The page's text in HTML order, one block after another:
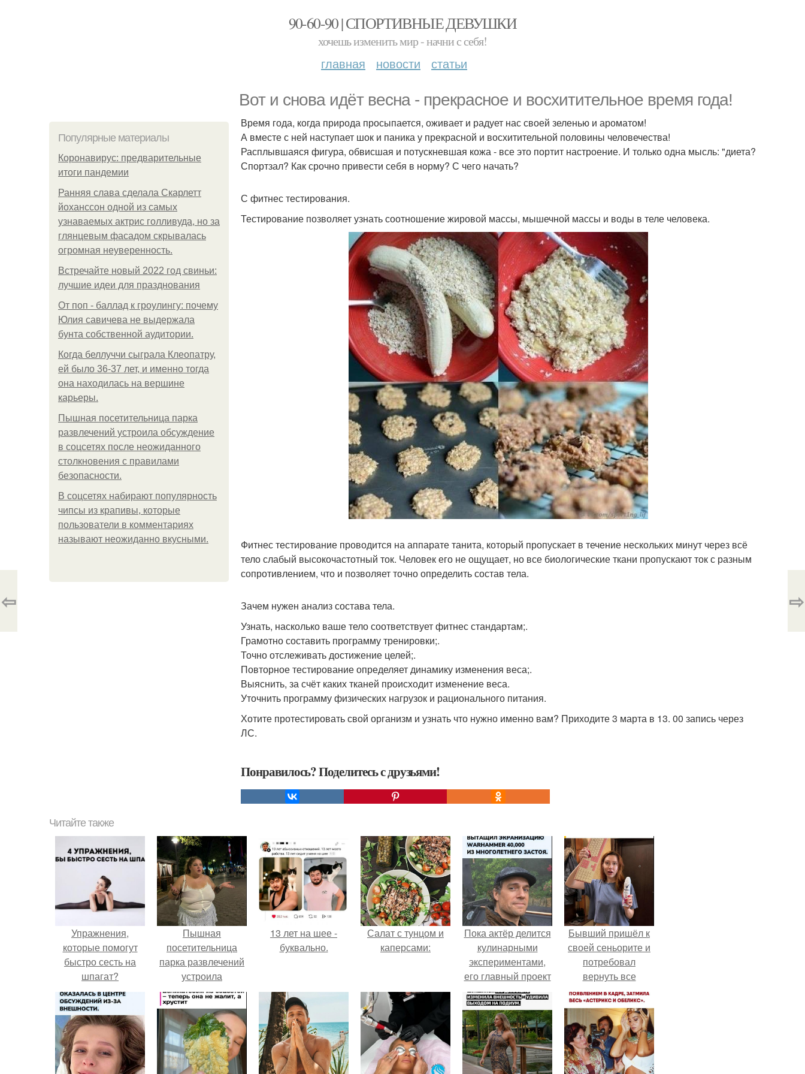
90-60-90 | СПОРТИВНЫЕ ДЕВУШКИ
хочешь изменить мир - начни с себя!
главная новости статьи
Вот и снова идёт весна - прекрасное и восхитительное время года!
Популярные материалы
Коронавирус: предварительные
итоги пандемии
Ранняя слава сделала Скарлетт
йоханссон одной из самых
узнаваемых актрис голливуда, но за
глянцевым фасадом скрывалась
огромная неуверенность.
Встречайте новый 2022 год свиньи:
лучшие идеи для празднования
От поп - баллад к гроулингу: почему
Юлия савичева не выдержала
бунта собственной аудитории.
Когда беллуччи сыграла Клеопатру,
ей было 36-37 лет, и именно тогда
она находилась на вершине
карьеры.
Пышная посетительница парка
развлечений устроила обсуждение
в соцсетях после неожиданного
столкновения с правилами
безопасности.
В соцсетях набирают популярность
чипсы из крапивы, которые
пользователи в комментариях
называют неожиданно вкусными.
Время года, когда природа просыпается, оживает и радует нас своей зеленью и ароматом!
А вместе с ней наступает шок и паника у прекрасной и восхитительной половины человечества!
Расплывшаяся фигура, обвисшая и потускневшая кожа - все это портит настроение. И только одна мысль: "диета?
Спортзал? Как срочно привести себя в норму? С чего начать?
С фитнес тестирования.
Тестирование позволяет узнать соотношение жировой массы, мышечной массы и воды в теле человека.
Фитнес тестирование проводится на аппарате танита, который пропускает в течение нескольких минут через всё
тело слабый высокочастотный ток. Человек его не ощущает, но все биологические ткани пропускают ток с разным
сопротивлением, что и позволяет точно определить состав тела.
Зачем нужен анализ состава тела.
Узнать, насколько ваше тело соответствует фитнес стандартам;.
Грамотно составить программу тренировки;.
Точно отслеживать достижение целей;.
Повторное тестирование определяет динамику изменения веса;.
Выяснить, за счёт каких тканей происходит изменение веса.
Уточнить программу физических нагрузок и рационального питания.
Хотите протестировать свой организм и узнать что нужно именно вам? Приходите 3 марта в 13. 00 запись через
ЛС.
Понравилось? Поделитесь с друзьями!
⇦ ⇨
Читайте также
Упражнения,
которые помогут
быстро сесть на
шпагат?
Пышная
посетительница
парка развлечений
устроила
обсуждение в
соцсетях после
неожиданного
столкновения с
правилами
безопасности.
13 лет на шее -
буквально.
Салат с тунцом и
каперсами:
Пока актёр делится
кулинарными
экспериментами,
его главный проект
сделал серьёзный
шаг вперёд.
Бывший пришёл к
своей сеньорите и
потребовал
вернуть все
подарки.